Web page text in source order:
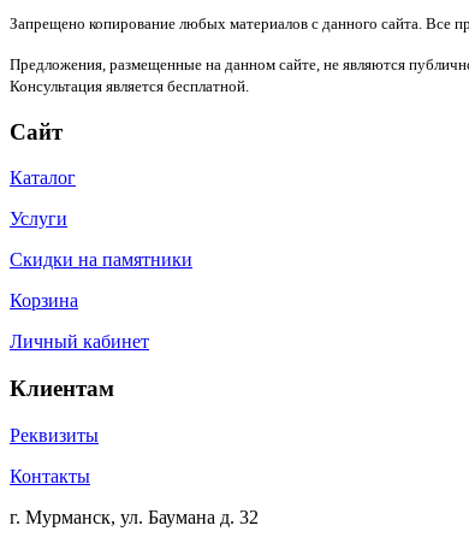
Запрещено копирование любых материалов с данного сайта. Все
Предложения, размещенные на данном сайте, не являются
Консультация является бесплатной.
Сайт
Каталог
Услуги
Скидки на памятники
Корзина
Личный кабинет
Клиентам
Реквизиты
Контакты
г. Мурманск, ул. Баумана д. 32